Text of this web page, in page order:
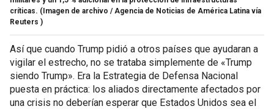
críticas. (Imagen de archivo / Agencia de Noticias de América Latina vía
Reuters )
Así que cuando Trump pidió a otros países que ayudaran a
vigilar el estrecho, no se trataba simplemente de «Trump
siendo Trump». Era la Estrategia de Defensa Nacional
puesta en práctica: los aliados directamente afectados por
una crisis no deberían esperar que Estados Unidos sea el